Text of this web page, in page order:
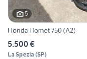
5
Honda Hornet 750 (A2)
5.500 €
La Spezia (SP)